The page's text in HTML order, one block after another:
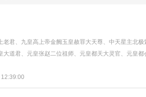
老君、九皇高上帝金阙玉皇赦罪大天尊、中天星主北
大道君、元皇张赵二位祖师、元皇都天大灵官、元皇